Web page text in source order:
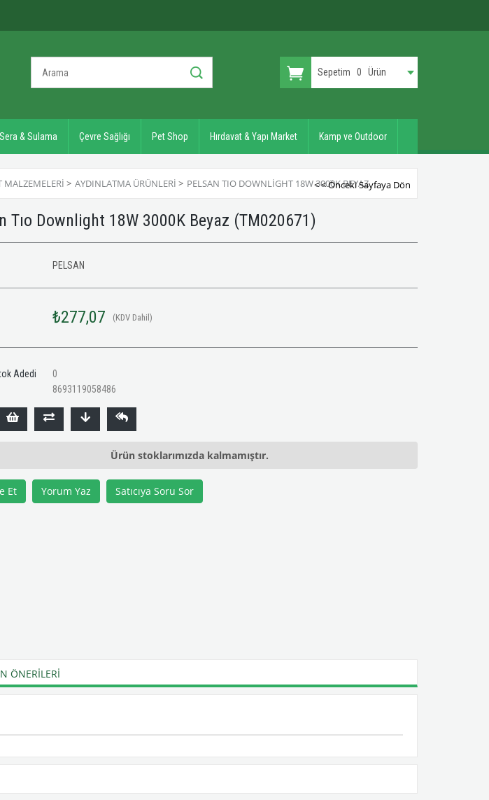
Sepetim 0 Ürün
Sera & Sulama Çevre Sağlığı Pet Shop Hırdavat & Yapı Market Kamp ve Outdoor
MALZEMELERI > AYDINLATMA ÜRÜNLERI > PELSAN TIO DOWNLIGHT 18W 3000K BEYAZ
< < Önceki Sayfaya Dön
Tıo Downlight 18W 3000K Beyaz (TM020671)
PELSAN
₺277,07 (KDV Dahil)
Adedi
0
8693119058486
Ürün stoklarımızda kalmamıştır.
Et Yorum Yaz Satıcıya Soru Sor
ÖNERILERI